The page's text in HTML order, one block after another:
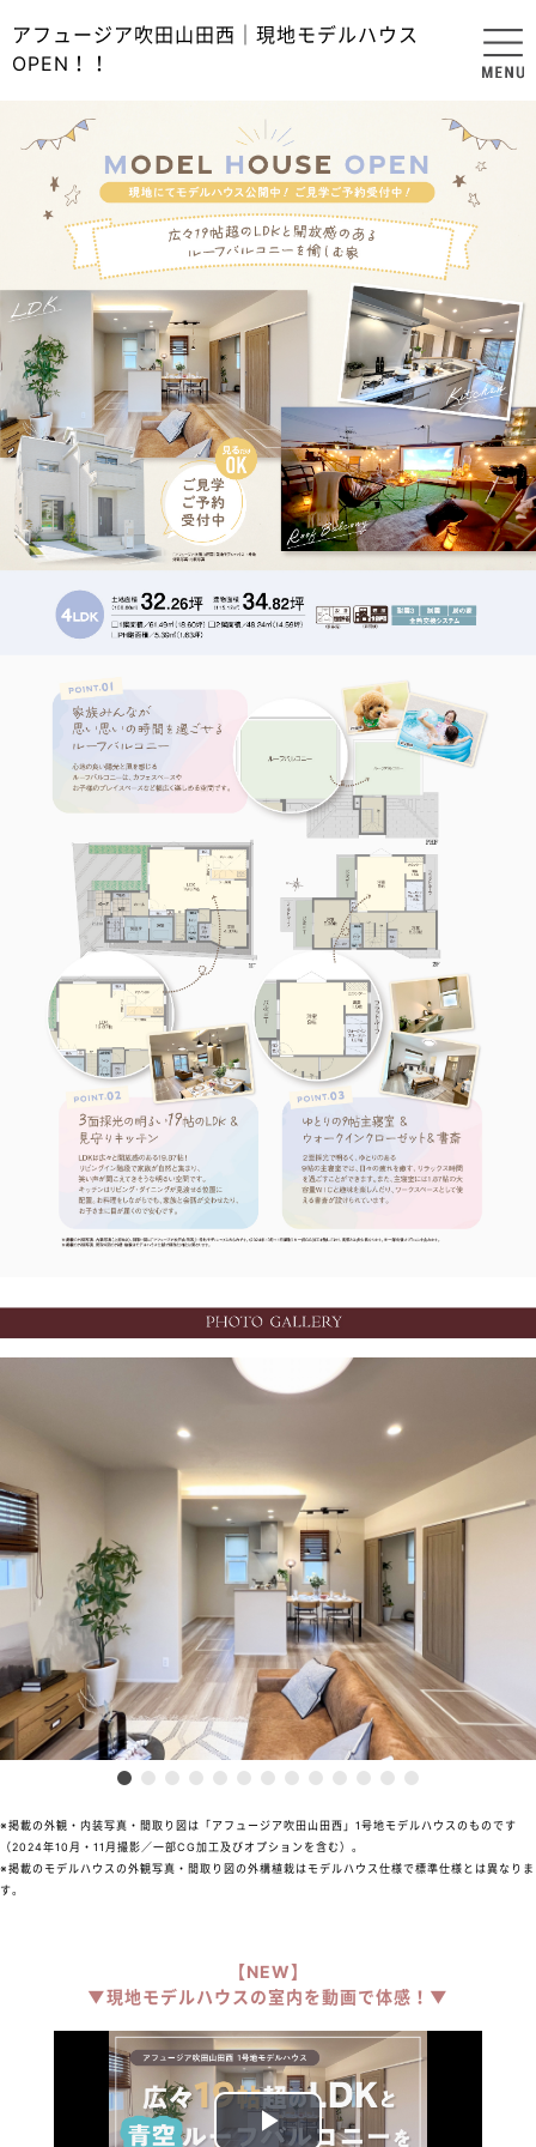
アフュージア吹田山田西｜現地モデルハウス
OPEN！！
※掲載の外観・内装写真・間取り図は「アフュージア吹田山田西」1号地モデルハウスのものです
（2024年10月・11月撮影／一部CG加工及びオプションを含む）。
※掲載のモデルハウスの外観写真・間取り図の外構植栽はモデルハウス仕様で標準仕様とは異なりま
す。
【NEW】
▼現地モデルハウスの室内を動画で体感！▼